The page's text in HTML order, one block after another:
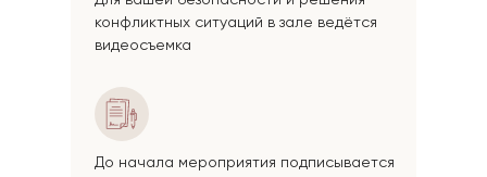
конфликтных ситуаций в зале ведётся
видеосъемка
До начала мероприятия подписывается